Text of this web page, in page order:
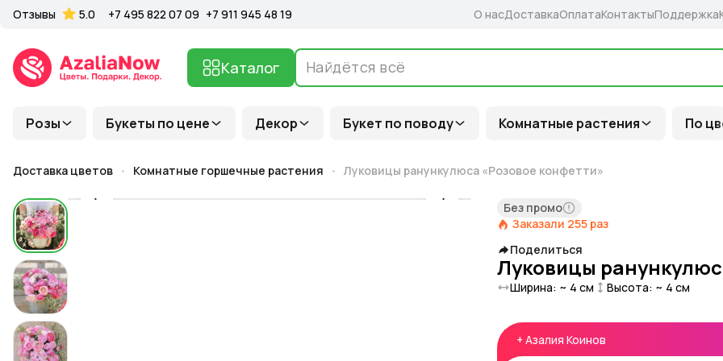
Розы Букеты по цене Декор Букет по поводу Комнатные растения По
Каталог
Отзывы 5.0 +7 495 822 07 09 +7 911 945 48 19 О насДоставкаОплатаКонтактыПоддержка
Доставка цветов Комнатные горшечные растения Луковицы ранункулюса «Розовое конфетти»
Без промо
Заказали 255 раз
Поделиться
Луковицы
Ширина: ~ 4 см Высота: ~ 4 см
+ Азалия Коинов